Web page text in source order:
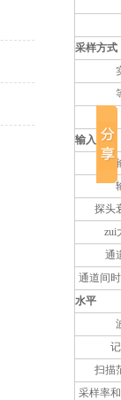
采样方式
输入
探头
zui
通
通道间
水平
扫描
采样率